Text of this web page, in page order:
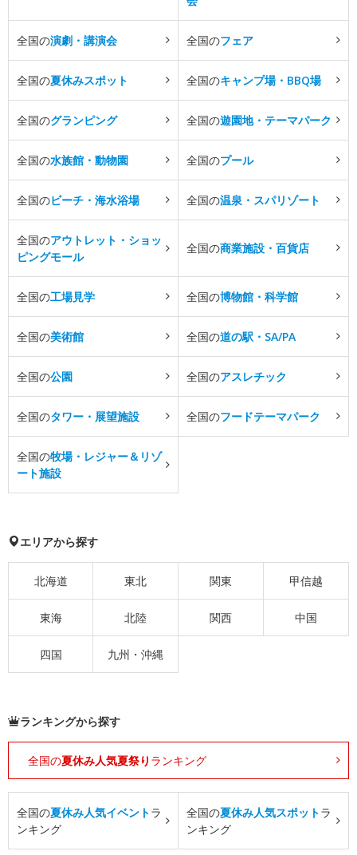
全国の演劇・講演会 全国のフェア
全国の夏休みスポット 全国のキャンプ場・BBQ場
全国のグランピング 全国の遊園地・テーマパーク
全国の水族館・動物園 全国のプール
全国のビーチ・海水浴場 全国の温泉・スパリゾート
全国のアウトレット・ショッ
ピングモール
全国の商業施設・百貨店
全国の工場見学 全国の博物館・科学館
全国の美術館 全国の道の駅・SA/PA
全国の公園 全国のアスレチック
全国のタワー・展望施設 全国のフードテーマパーク
全国の牧場・レジャー＆リゾ
ート施設
エリアから探す
北海道 東北 関東 甲信越
東海 北陸 関西 中国
四国 九州・沖縄
ランキングから探す
全国の夏休み人気夏祭り ランキング
全国の夏休み人気イベントラ
ンキング
全国の夏休み人気スポットラ
ンキング